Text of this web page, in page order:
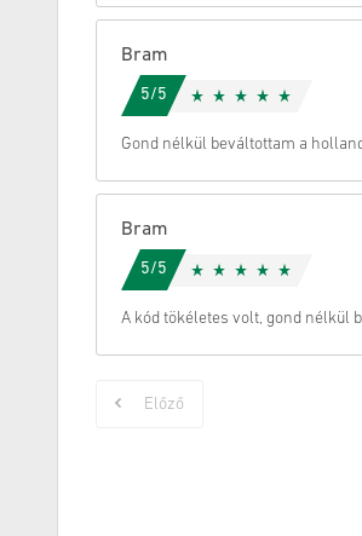
Bram
5/5
Gond nélkül beváltottam a
Bram
5/5
A kód tökéletes volt, gond nélkül
Előző